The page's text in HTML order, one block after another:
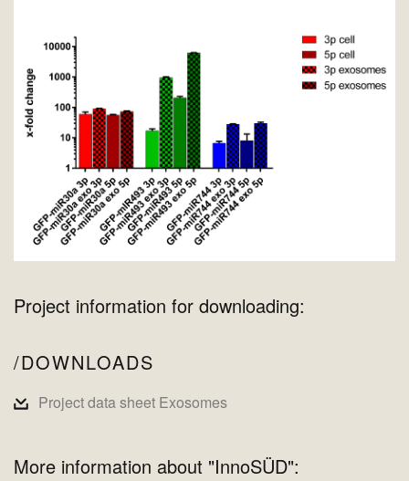
Project information for downloading:
DOWNLOADS
Project data sheet Exosomes
More information about "InnoSÜD":